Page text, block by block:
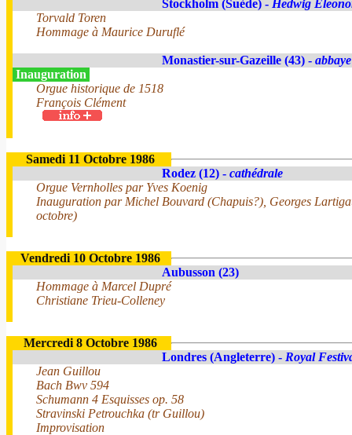
Stockholm (Suède) - Hedwig
Torvald Toren
Hommage à Maurice Duruflé
Monastier-sur-Gazeille (43) - abbaye
Inauguration
Orgue historique de 1518
François Clément
Samedi 11 Octobre 1986
Rodez (12) - cathédrale
Orgue Vernholles par Yves Koenig
Inauguration par Michel Bouvard (Chapuis?), Georges
octobre)
Vendredi 10 Octobre 1986
Aubusson (23)
Hommage à Marcel Dupré
Christiane Trieu-Colleney
Mercredi 8 Octobre 1986
Londres (Angleterre) - Royal
Jean Guillou
Bach Bwv 594
Schumann 4 Esquisses op. 58
Stravinski Petrouchka (tr Guillou)
Improvisation